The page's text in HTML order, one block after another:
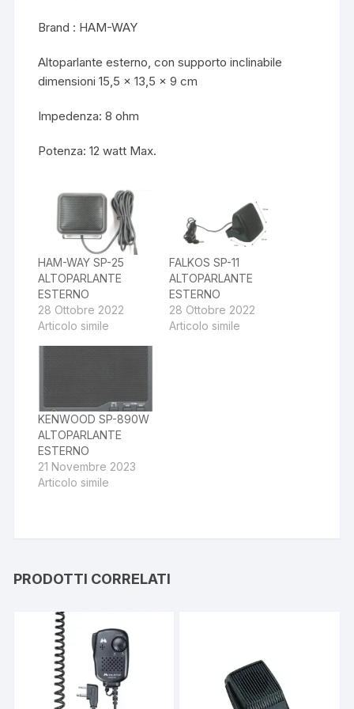
Brand : HAM-WAY
Altoparlante esterno, con supporto inclinabile
dimensioni 15,5 x 13,5 x 9 cm
Impedenza: 8 ohm
Potenza: 12 watt Max.
HAM-WAY SP-25
ALTOPARLANTE
ESTERNO
28 Ottobre 2022
Articolo simile
FALKOS SP-11
ALTOPARLANTE
ESTERNO
28 Ottobre 2022
Articolo simile
KENWOOD SP-890W
ALTOPARLANTE
ESTERNO
21 Novembre 2023
Articolo simile
PRODOTTI CORRELATI